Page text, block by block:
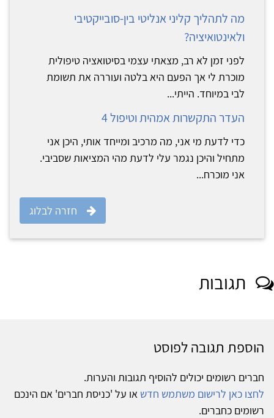
מה לתהליך קליני אנליטי בין-סובייקטיבי
ולאינטואיציה?
לפני זמן לא רב, מצאתי עצמי בסיטואציה טיפולית
מוכרת לי אך הפעם היא בלטה ועוררה את תשומת
לבי במיוחד. הייתי...
העדר התקשרות אמהית וטיפול 4
כדי לדעת מי אני, מה מרכיב ומייחד אותי, היכן אני
מתחיל והיכן נגמר עלי לדעת מהי המציאות שסביבי.
אני מוכרח...
חזרה לבלוג
תגובות
הוספת תגובה לפוסט
חברים רשומים יכולים להוסיף תגובות והערות.
לחצו כאן לרישום משתמש חדש או על 'כניסת חברים' אם הינכם
רשומים כחברים.